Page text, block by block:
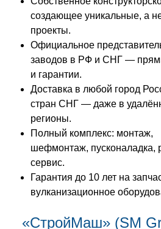
создающее уникальные, а
проекты.
Официальное
заводов в РФ и СНГ —
и гарантии.
Доставка в любой город
стран СНГ — даже в
регионы.
Полный комплекс: монтаж,
шефмонтаж, пусконаладка,
сервис.
Гарантия до 10 лет на
вулканизационное
«СтройМаш» (SM